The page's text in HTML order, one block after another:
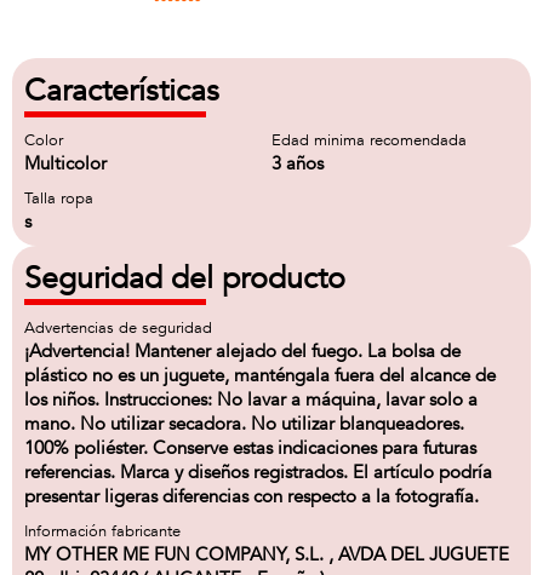
Características
Color
Multicolor
Edad minima recomendada
3 años
Talla ropa
s
Seguridad del producto
Advertencias de seguridad
¡Advertencia! Mantener alejado del fuego. La bolsa de
plástico no es un juguete, manténgala fuera del alcance de
los niños. Instrucciones: No lavar a máquina, lavar solo a
mano. No utilizar secadora. No utilizar blanqueadores.
100% poliéster. Conserve estas indicaciones para futuras
referencias. Marca y diseños registrados. El artículo podría
presentar ligeras diferencias con respecto a la fotografía.
Información fabricante
MY OTHER ME FUN COMPANY, S.L. , AVDA DEL JUGUETE